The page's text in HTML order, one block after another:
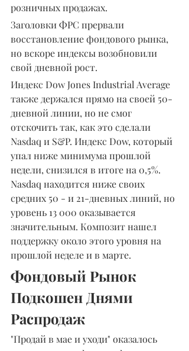
розничных продажах.
Заголовки ФРС прервали
восстановление фондового рынка,
но вскоре индексы возобновили
свой дневной рост.
Индекс Dow Jones Industrial Average
также держался прямо на своей 50-
дневной линии, но не смог
отскочить так, как это сделали
Nasdaq и S&P. Индекс Dow, который
упал ниже минимума прошлой
недели, снизился в итоге на 0,5%.
Nasdaq находится ниже своих
средних 50 - и 21-дневных линий, но
уровень 13 000 оказывается
значительным. Композит нашел
поддержку около этого уровня на
прошлой неделе и в марте.
Фондовый Рынок
Подкошен Днями
Распродаж
"Продай в мае и уходи" оказалось